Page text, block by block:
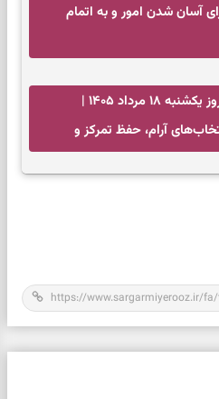
آسان شدن امور و به اتمام
فال فرشتگان امروز یکشنبه ۱۸ مرداد ۱۴۰۵ |
آرام، حفظ تمرکز و